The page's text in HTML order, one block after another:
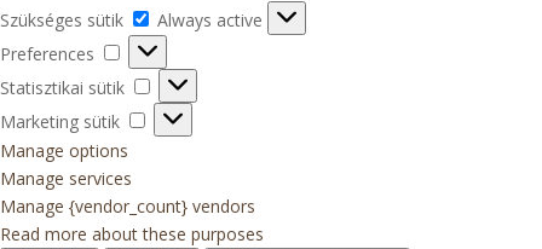
Szükséges sütik
Szükséges
sütik
Always active
Preferences
Preferences
Statisztikai sütik
Statisztikai
sütik
Marketing sütik
Marketing
sütik
Manage options
Manage services
Manage {vendor_count} vendors
Read more about these purposes